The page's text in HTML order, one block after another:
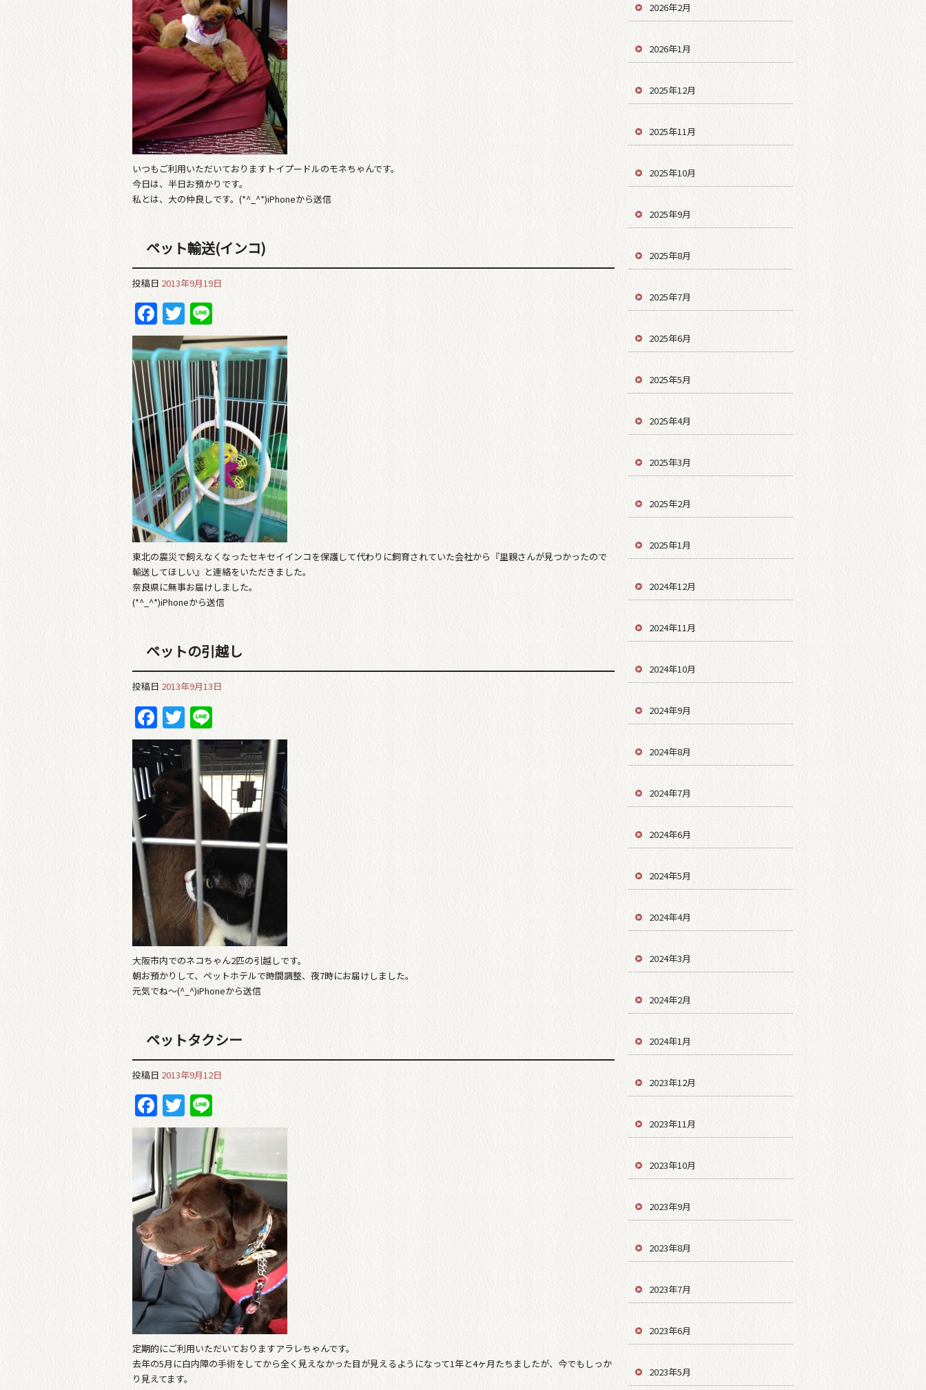
いつもご利用いただいておりますトイプードルのモネちゃんです。
今日は、半日お預かりです。
私とは、大の仲良しです。(*^_^*)iPhoneから送信
ペット輸送(インコ)
投稿日 2013年9月19日
Facebook
Twitter
東北の震災で飼えなくなったセキセイインコを保護して代わりに飼育されていた会社から『里親さんが見つかったので
輸送してほしい』と連絡をいただきました。
奈良県に無事お届けしました。
(*^_^*)iPhoneから送信
ペットの引越し
投稿日 2013年9月13日
Facebook
Twitter
大阪市内でのネコちゃん2匹の引越しです。
朝お預かりして、ペットホテルで時間調整、夜7時にお届けしました。
元気でね～(^_^)iPhoneから送信
ペットタクシー
投稿日 2013年9月12日
Facebook
Twitter
定期的にご利用いただいておりますアラレちゃんです。
去年の5月に白内障の手術をしてから全く見えなかった目が見えるようになって1年と4ヶ月たちましたが、今でもしっか
り見えてます。
2026年2月
2026年1月
2025年12月
2025年11月
2025年10月
2025年9月
2025年8月
2025年7月
2025年6月
2025年5月
2025年4月
2025年3月
2025年2月
2025年1月
2024年12月
2024年11月
2024年10月
2024年9月
2024年8月
2024年7月
2024年6月
2024年5月
2024年4月
2024年3月
2024年2月
2024年1月
2023年12月
2023年11月
2023年10月
2023年9月
2023年8月
2023年7月
2023年6月
2023年5月